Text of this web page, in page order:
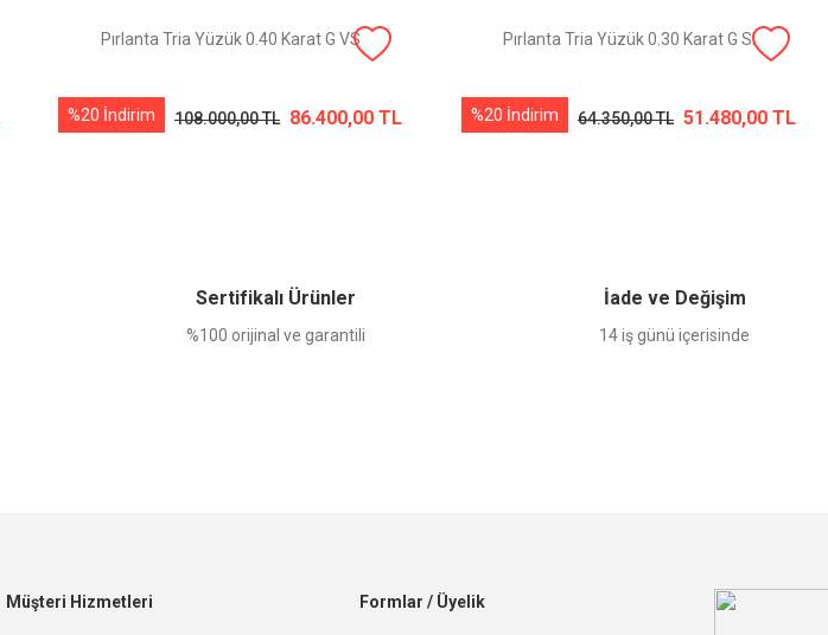
Pırlanta Tria Yüzük 0.40 Karat G VS
%20 İndirim 108.000,00 TL 86.400,00 TL
Pırlanta Tria Yüzük 0.30 Karat G SI
%20 İndirim 64.350,00 TL 51.480,00 TL
Sertifikalı Ürünler
%100 orijinal ve garantili
İade ve Değişim
14 iş günü içerisinde
Müşteri Hizmetleri Formlar / Üyelik